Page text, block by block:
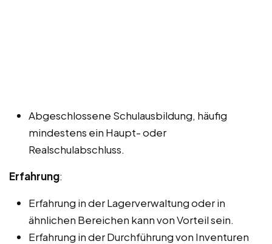
Abgeschlossene Schulausbildung, häufig
mindestens ein Haupt- oder
Realschulabschluss.
Erfahrung:
Erfahrung in der Lagerverwaltung oder in
ähnlichen Bereichen kann von Vorteil sein.
Erfahrung in der Durchführung von Inventuren